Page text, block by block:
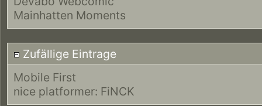
Mainhatten Moments
Zufällige Eintrage
Mobile First
nice platformer: FiNCK